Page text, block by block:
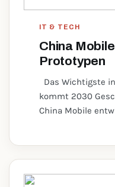
IT & TECH
China
Prototypen
Das Wichtigste
kommt 2030
China Mobile